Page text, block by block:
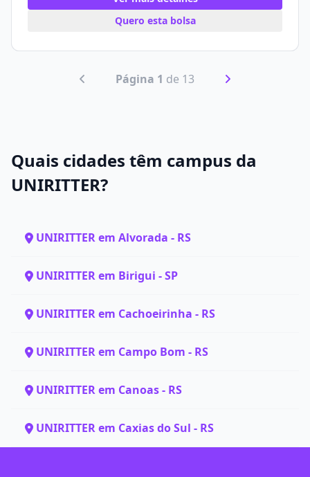
Quero esta bolsa
Página 1 de 13
Quais cidades têm campus da
UNIRITTER?
UNIRITTER em Alvorada - RS
UNIRITTER em Birigui - SP
UNIRITTER em Cachoeirinha - RS
UNIRITTER em Campo Bom - RS
UNIRITTER em Canoas - RS
UNIRITTER em Caxias do Sul - RS